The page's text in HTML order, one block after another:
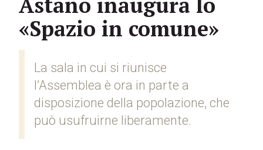
«Spazio in comune»
La sala in cui si riunisce
l’Assemblea è ora in parte a
disposizione della popolazione, che
può usufruirne liberamente.